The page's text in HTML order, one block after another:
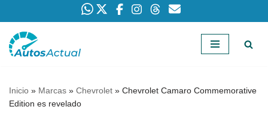
Saltar
Inicio » Marcas » Chevrolet » Chevrolet Camaro Commemorative
Edition es revelado